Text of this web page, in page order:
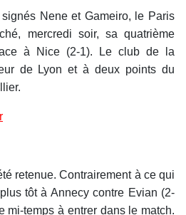
Nene et Gameiro, le Paris
mercredi soir, sa quatrième
à Nice (2-1). Le club de la
de Lyon et à deux points du
retenue. Contrairement à ce qui
tôt à Annecy contre Evian (2-
mi-temps à entrer dans le match.